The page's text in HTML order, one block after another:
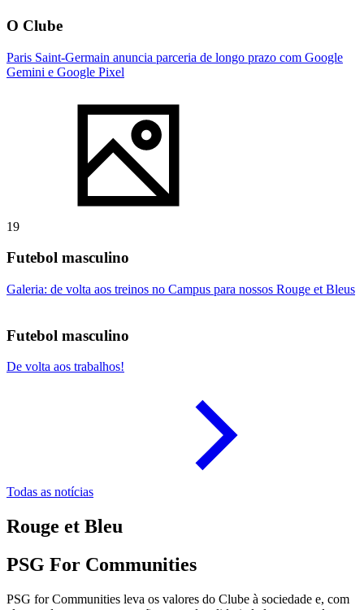
O Clube
Paris Saint-Germain anuncia parceria de longo prazo com Google
Gemini e Google Pixel
19
Futebol masculino
Galeria: de volta aos treinos no Campus para nossos Rouge et Bleus
Futebol masculino
De volta aos trabalhos!
Todas as notícias
Rouge et Bleu
PSG For Communities
PSG for Communities leva os valores do Clube à sociedade e, com